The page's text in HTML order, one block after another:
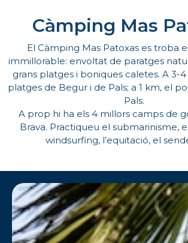
Càmping Mas
El Càmping Mas Patoxas es troba
immillorable: envoltat de paratges
grans platges i boniques caletes. A 3-
platges de Begur i de Pals; a 1 km, el
Pals.
A prop hi ha els 4 millors camps de
Brava. Practiqueu el submarinisme,
windsurfing, l’equitació, el